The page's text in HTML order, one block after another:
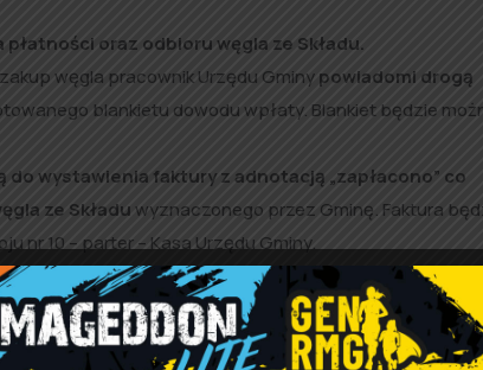
oraz odbioru węgla ze Składu.
węgla pracownik Urzędu Gminypowiadomi drogą
blankietu dowodu wpłaty. Blankiet będzie
wystawienia faktury z adnotacją „zapłacono” co
ze Składuwyznaczonego przez Gminę. Faktura
nr 10 – parter – Kasa Urzędu Gminy.
wpłaty terminie (3 dni) jest równoznaczny z
w kolejce oczekujących na zakup do